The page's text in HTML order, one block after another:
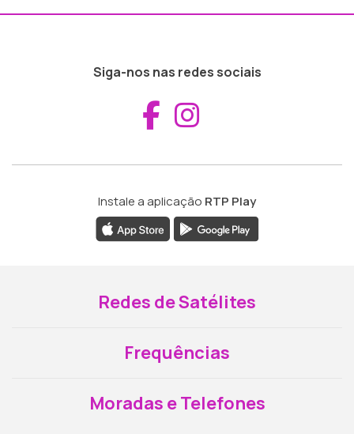
Siga-nos nas redes sociais
Aceder ao
Instale a aplicação RTP Play
Redes de Satélites
Frequências
Moradas e Telefones